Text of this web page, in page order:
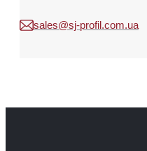
sales@sj-profil.com.ua